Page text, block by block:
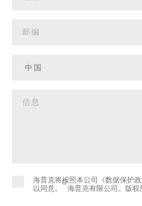
海普克将按照本公司《数据保护
以同意。
©
海普克有限公司。版权